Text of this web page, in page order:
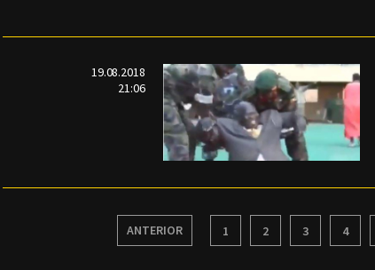
19.08.2018
21:06
ANTERIOR 1 2 3 4